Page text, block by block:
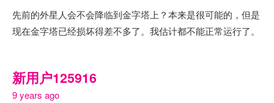
先前的外星人会不会降临到金字塔上？本来是很可能的，但是
现在金字塔已经损坏得差不多了。我估计都不能正常运行了。
新用户125916
9 years ago